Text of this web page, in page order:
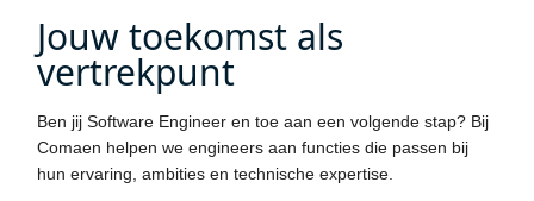
Jouw toekomst als
vertrekpunt
Ben jij Software Engineer en toe aan een volgende stap? Bij
Comaen helpen we engineers aan functies die passen bij
hun ervaring, ambities en technische expertise.